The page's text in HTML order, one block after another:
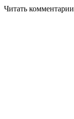
Читать комментарии